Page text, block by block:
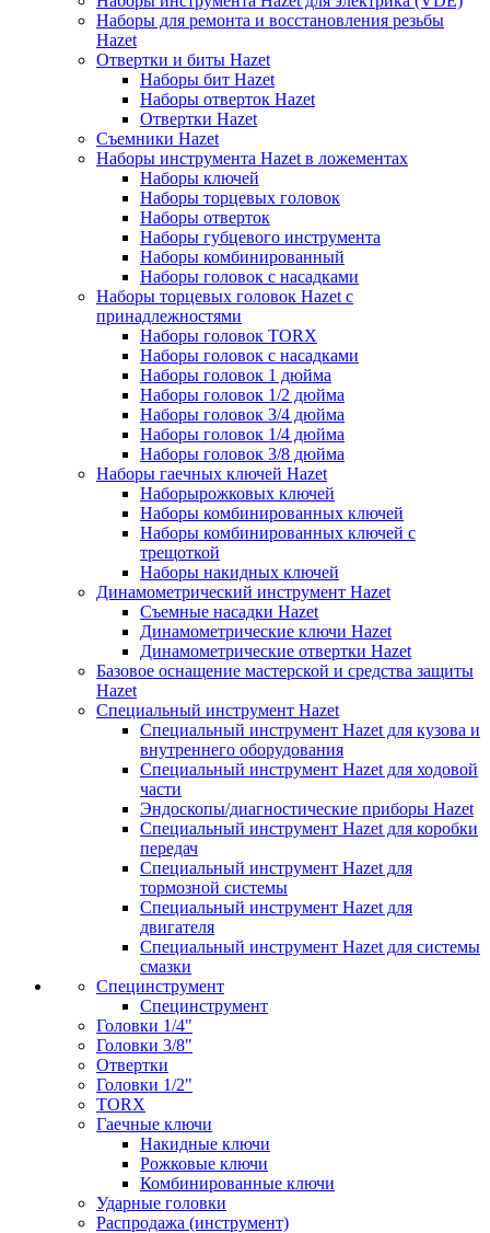
Наборы для ремонта и восстановления резьбы
Hazet
Отвертки и биты Hazet
Наборы бит Hazet
Наборы отверток Hazet
Отвертки Hazet
Съемники Hazet
Наборы инструмента Hazet в ложементах
Наборы ключей
Наборы торцевых головок
Наборы отверток
Наборы губцевого инструмента
Наборы комбинированный
Наборы головок с насадками
Наборы торцевых головок Hazet с
принадлежностями
Наборы головок TORX
Наборы головок с насадками
Наборы головок 1 дюйма
Наборы головок 1/2 дюйма
Наборы головок 3/4 дюйма
Наборы головок 1/4 дюйма
Наборы головок 3/8 дюйма
Наборы гаечных ключей Hazet
Наборырожковых ключей
Наборы комбинированных ключей
Наборы комбинированных ключей с
трещоткой
Наборы накидных ключей
Динамометрический инструмент Hazet
Съемные насадки Hazet
Динамометрические ключи Hazet
Динамометрические отвертки Hazet
Базовое оснащение мастерской и средства защиты
Hazet
Специальный инструмент Hazet
Специальный инструмент Hazet для кузова и
внутреннего оборудования
Специальный инструмент Hazet для ходовой
части
Эндоскопы/диагностические приборы Hazet
Специальный инструмент Hazet для коробки
передач
Специальный инструмент Hazet для
тормозной системы
Специальный инструмент Hazet для
двигателя
Специальный инструмент Hazet для системы
смазки
Специнструмент
Специнструмент
Головки 1/4"
Головки 3/8"
Отвертки
Головки 1/2"
TORX
Гаечные ключи
Накидные ключи
Рожковые ключи
Комбинированные ключи
Ударные головки
Распродажа (инструмент)